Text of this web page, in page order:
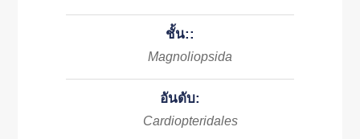
ชั้น::
Magnoliopsida
อันดับ:
Cardiopteridales